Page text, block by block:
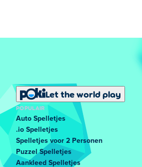
Let the world play
POPULAIR
Auto Spelletjes
.io Spelletjes
Spelletjes voor 2 Personen
Puzzel Spelletjes
Aankleed Spelletjes